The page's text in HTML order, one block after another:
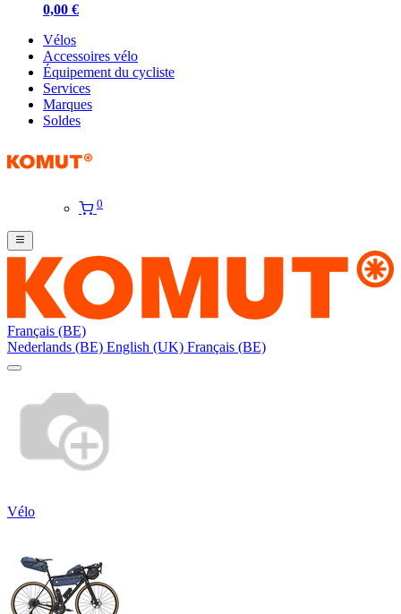
0,00 €
Vélos
Accessoires vélo
Équipement du cycliste
Services
Marques
Soldes
0
Français (BE)
Nederlands (BE) English (UK) Français (BE)
Vélo